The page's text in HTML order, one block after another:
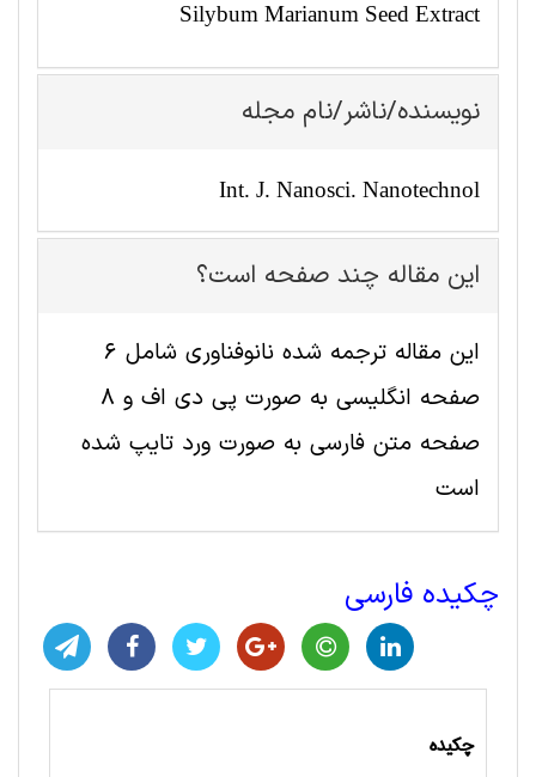
Silybum Marianum Seed Extract
نویسنده/ناشر/نام مجله
Int. J. Nanosci. Nanotechnol
این مقاله چند صفحه است؟
این مقاله ترجمه شده نانوفناوری شامل 6
صفحه انگلیسی به صورت پی دی اف و 8
صفحه متن فارسی به صورت ورد تایپ شده
است
چکیده فارسی
چکیده